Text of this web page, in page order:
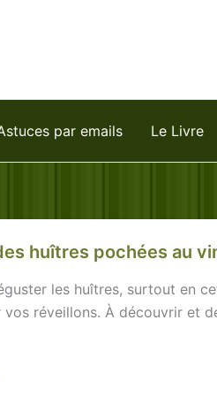
par emails Le Livre
huîtres pochées au
les huîtres, surtout en
réveillons. À découvrir et